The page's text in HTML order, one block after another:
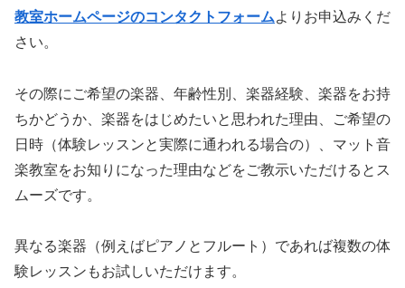
教室ホームページのコンタクトフォームよりお申込みくだ
さい。
その際にご希望の楽器、年齢性別、楽器経験、楽器をお持
ちかどうか、楽器をはじめたいと思われた理由、ご希望の
日時（体験レッスンと実際に通われる場合の）、マット音
楽教室をお知りになった理由などをご教示いただけるとス
ムーズです。
異なる楽器（例えばピアノとフルート）であれば複数の体
験レッスンもお試しいただけます。